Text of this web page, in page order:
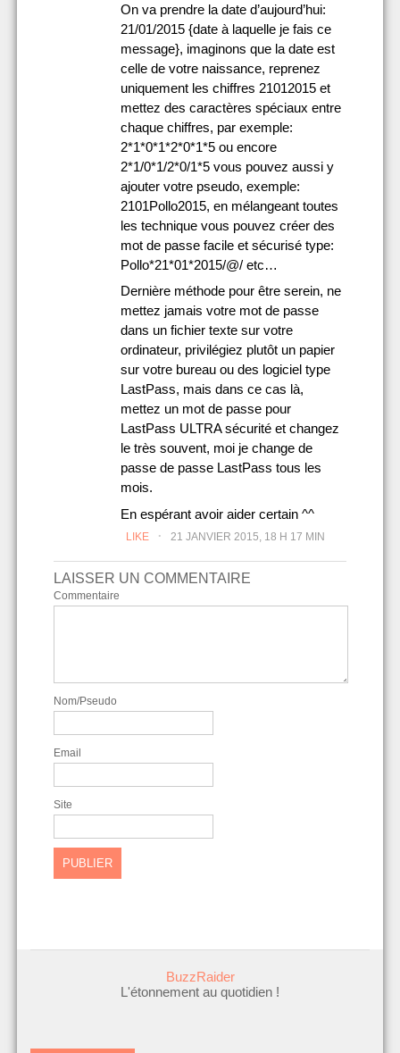
On va prendre la date d’aujourd’hui:
21/01/2015 {date à laquelle je fais ce
message}, imaginons que la date est
celle de votre naissance, reprenez
uniquement les chiffres 21012015 et
mettez des caractères spéciaux entre
chaque chiffres, par exemple:
2*1*0*1*2*0*1*5 ou encore
2*1/0*1/2*0/1*5 vous pouvez aussi y
ajouter votre pseudo, exemple:
2101Pollo2015, en mélangeant toutes
les technique vous pouvez créer des
mot de passe facile et sécurisé type:
Pollo*21*01*2015/@/ etc…
Dernière méthode pour être serein, ne
mettez jamais votre mot de passe
dans un fichier texte sur votre
ordinateur, privilégiez plutôt un papier
sur votre bureau ou des logiciel type
LastPass, mais dans ce cas là,
mettez un mot de passe pour
LastPass ULTRA sécurité et changez
le très souvent, moi je change de
passe de passe LastPass tous les
mois.
En espérant avoir aider certain ^^
LIKE . 21 JANVIER 2015, 18 H 17 MIN
LAISSER UN COMMENTAIRE
Commentaire
Nom/Pseudo
Email
Site
BuzzRaider
L'étonnement au quotidien !